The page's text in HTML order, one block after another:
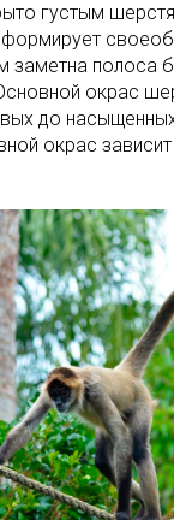
густым
заметна полоса
окрас
до
окрас